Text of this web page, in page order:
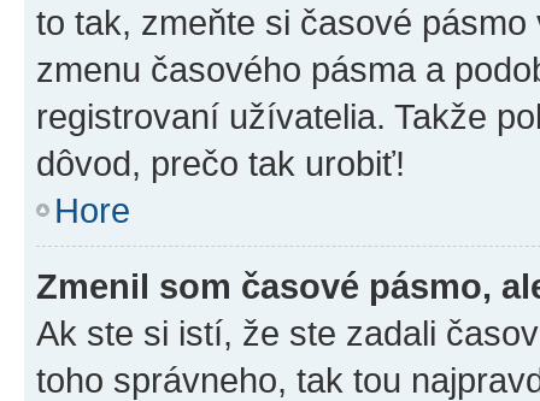
to tak, zmeňte si časové
zmenu časového pásma a
registrovaní užívatelia. Takže
dôvod, prečo tak urobiť!
Hore
Zmenil som časové pásmo,
Ak ste si istí, že ste zadali
toho správneho, tak tou